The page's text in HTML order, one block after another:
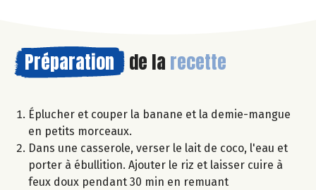
Préparation de la recette
Éplucher et couper la banane et la demie-mangue
en petits morceaux.
Dans une casserole, verser le lait de coco, l'eau et
porter à ébullition. Ajouter le riz et laisser cuire à
feux doux pendant 30 min en remuant